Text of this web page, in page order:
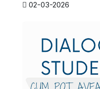
Detalii
02-03-2026